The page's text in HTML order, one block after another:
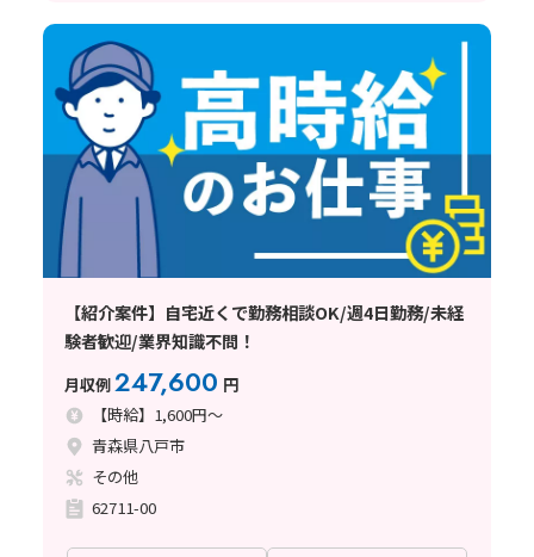
【紹介案件】自宅近くで勤務相談OK/週4日勤務/未経
験者歓迎/業界知識不問！
月収例247,600 円
【時給】1,600円～
青森県八戸市
その他
62711-00